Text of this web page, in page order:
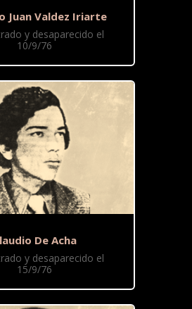
Juan Valdez Iriarte
y desaparecido el
10/9/76
De Acha
y desaparecido el
15/9/76